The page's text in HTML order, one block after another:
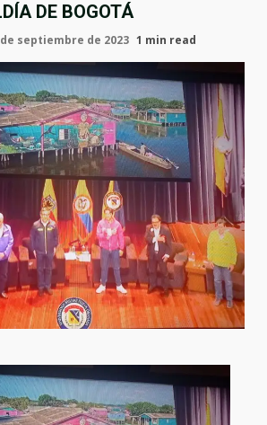
DE BOGOTÁ
de septiembre de 2023 1 min read